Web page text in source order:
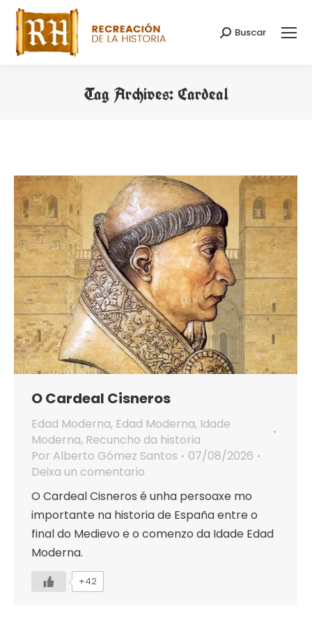
Search:
Buscar
Tag Archives: Cardeal
O Cardeal Cisneros
Edad Moderna, Edad Moderna, Idade
Moderna, Recuncho da historia
Por Alberto Gómez Santos
07/08/2026
Deixa un comentario
O Cardeal Cisneros é unha persoaxe mo
importante na historia de España entre o
final do Medievo e o comenzo da Idade Edad
Moderna.
+42